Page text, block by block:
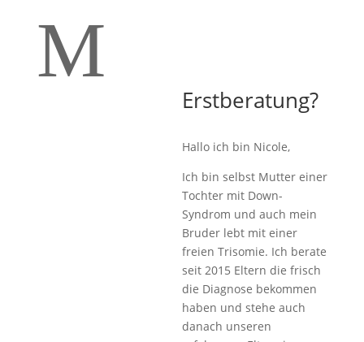
M
Erstberatung?
Hallo ich bin Nicole,
Ich bin selbst Mutter einer
Tochter mit Down-
Syndrom und auch mein
Bruder lebt mit einer
freien Trisomie. Ich berate
seit 2015 Eltern die frisch
die Diagnose bekommen
haben und stehe auch
danach unseren